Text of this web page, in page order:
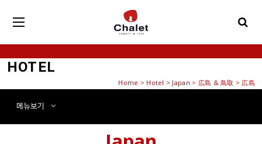
HOTEL
Home > Hotel > Japan > 広島 & 鳥取 > 広島
메뉴보기